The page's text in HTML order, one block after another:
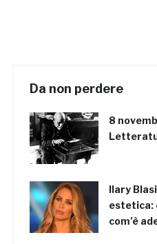
Da non perdere
8
Ilary
estetica:
com’è